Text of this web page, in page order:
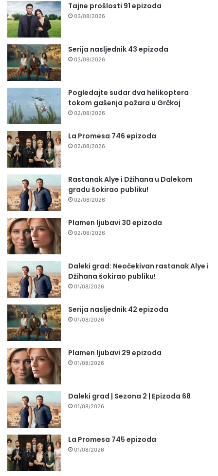
Tajne prošlosti 91 epizoda
03/08/2026
Serija nasljednik 43 epizoda
03/08/2026
Pogledajte sudar dva helikoptera
tokom gašenja požara u Grčkoj
02/08/2026
La Promesa 746 epizoda
02/08/2026
Rastanak Alye i Džihana u Dalekom
gradu šokirao publiku!
02/08/2026
Plamen ljubavi 30 epizoda
02/08/2026
Daleki grad: Neočekivan rastanak Alye i
Džihana šokirao publiku!
01/08/2026
Serija nasljednik 42 epizoda
01/08/2026
Plamen ljubavi 29 epizoda
01/08/2026
Daleki grad | Sezona 2 | Epizoda 68
01/08/2026
La Promesa 745 epizoda
01/08/2026